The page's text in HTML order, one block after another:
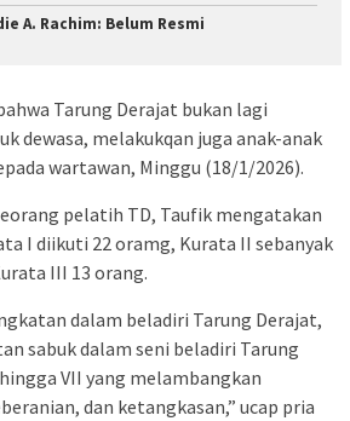
A. Rachim: Belum Resmi
Tarung Derajat bukan lagi
dewasa, melakukqan juga anak-anak
wartawan, Minggu (18/1/2026).
pelatih TD, Taufik mengatakan
I diikuti 22 oramg, Kurata II sebanyak
III 13 orang.
dalam beladiri Tarung Derajat,
sabuk dalam seni beladiri Tarung
VII yang melambangkan
dan ketangkasan,” ucap pria